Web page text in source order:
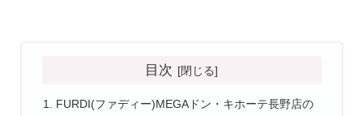
目次
FURDI(ファディー)MEGAドン・キホーテ長野店の